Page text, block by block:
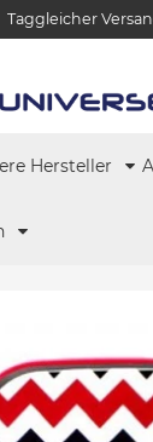
Taggleicher
Hersteller